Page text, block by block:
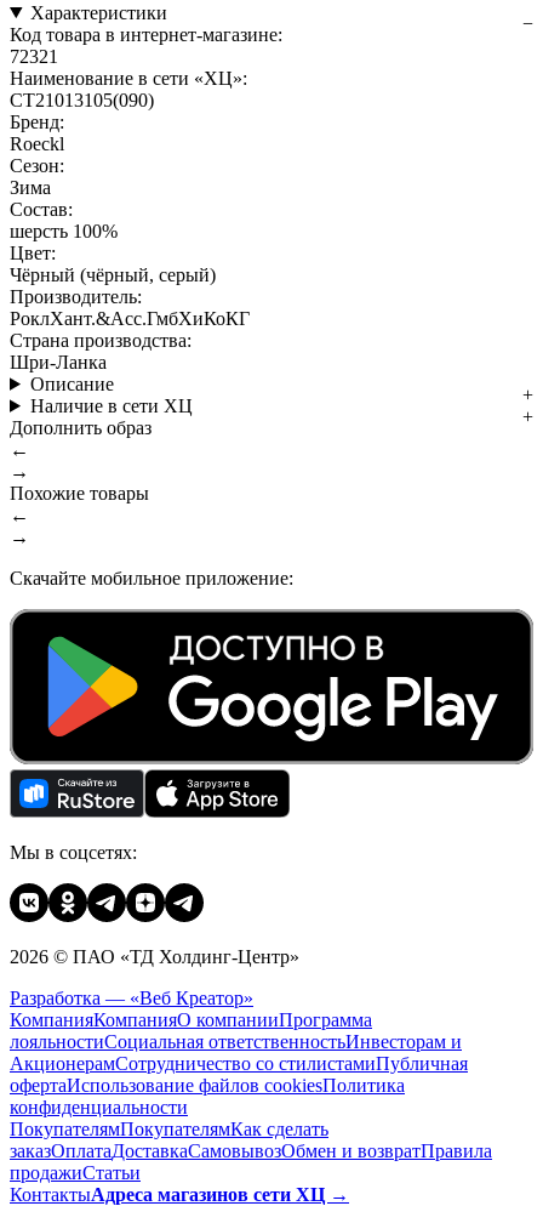
Характеристики
Код товара в интернет-магазине:
72321
Наименование в сети «ХЦ»:
CT21013105(090)
Бренд:
Roeckl
Сезон:
Зима
Состав:
шерсть 100%
Цвет:
Чёрный (чёрный, серый)
Производитель:
РоклХант.&Асс.ГмбХиКоКГ
Страна производства:
Шри-Ланка
Описание
Наличие в сети ХЦ
Дополнить образ
←
→
Похожие товары
←
→
Скачайте мобильное приложение:
Мы в соцсетях:
2026 © ПАО «ТД Холдинг-Центр»
Разработка — «Веб Креатор»
КомпанияКомпанияО компанииПрограмма
лояльностиСоциальная ответственностьИнвесторам и
АкционерамСотрудничество со стилистамиПубличная
офертаИспользование файлов cookiesПолитика
конфиденциальности
ПокупателямПокупателямКак сделать
заказОплатаДоставкаCамовывозОбмен и возвратПравила
продажиСтатьи
КонтактыАдреса магазинов сети ХЦ →